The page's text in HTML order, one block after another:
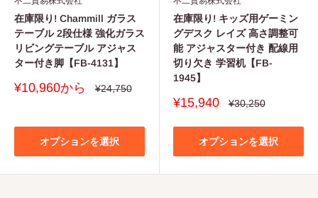
在庫限り! Chammill ガラス
テーブル 2段仕様 強化ガラス
リビングテーブル アジャス
ター付き脚【FB-4131】
販
格
¥10,960から
通
¥24,750
オプションを選択
在庫限り! キッズ用ゲーミン
グデスク レイズ 高さ調整可
能 アジャスター付き 配線用
切り欠き 学習机【FB-
1945】
販
価
¥15,940
通
¥30,250
オプションを選択